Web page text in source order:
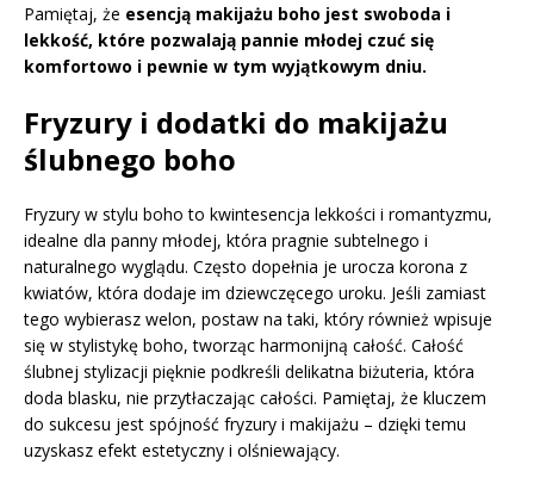
Pamiętaj, że esencją makijażu boho jest swoboda i
lekkość, które pozwalają pannie młodej czuć się
komfortowo i pewnie w tym wyjątkowym dniu.
Fryzury i dodatki do makijażu
ślubnego boho
Fryzury w stylu boho to kwintesencja lekkości i romantyzmu,
idealne dla panny młodej, która pragnie subtelnego i
naturalnego wyglądu. Często dopełnia je urocza korona z
kwiatów, która dodaje im dziewczęcego uroku. Jeśli zamiast
tego wybierasz welon, postaw na taki, który również wpisuje
się w stylistykę boho, tworząc harmonijną całość. Całość
ślubnej stylizacji pięknie podkreśli delikatna biżuteria, która
doda blasku, nie przytłaczając całości. Pamiętaj, że kluczem
do sukcesu jest spójność fryzury i makijażu – dzięki temu
uzyskasz efekt estetyczny i olśniewający.